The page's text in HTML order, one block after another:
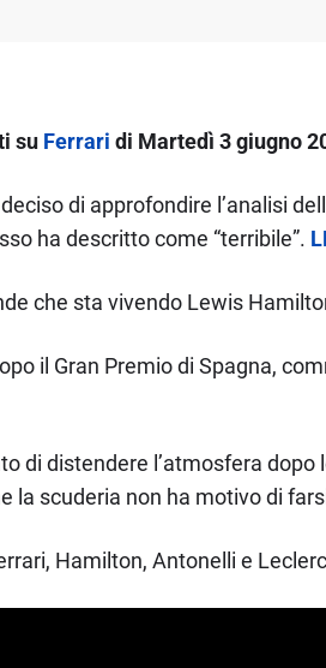
su Ferrari di Martedì 3 giugno
di approfondire l’analisi
ha descritto come “terribile”.
che sta vivendo Lewis
il Gran Premio di Spagna,
di distendere l’atmosfera
la scuderia non ha motivo di
Hamilton, Antonelli e